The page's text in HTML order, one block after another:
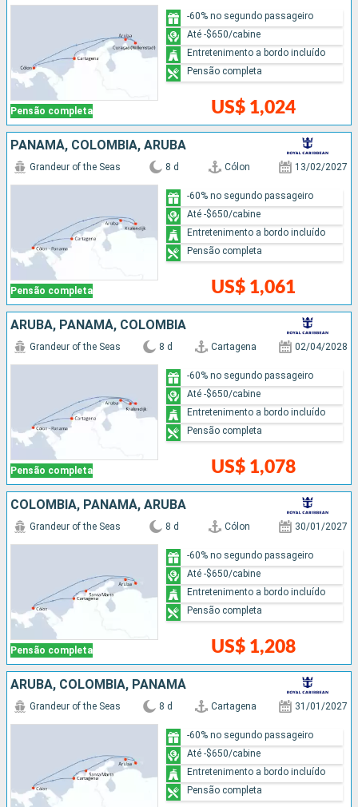
Pensão completa US$ 1,024
-60% no segundo passageiro
Até -$650/cabine
Entretenimento a bordo incluído
Pensão completa
PANAMÁ, COLOMBIA, ARUBA
Pensão completa
Grandeur of the Seas 8 d Cólon 13/02/2027
US$ 1,061
-60% no segundo passageiro
Até -$650/cabine
Entretenimento a bordo incluído
Pensão completa
ARUBA, PANAMÁ, COLOMBIA
Pensão completa
Grandeur of the Seas 8 d Cartagena 02/04/2028
US$ 1,078
-60% no segundo passageiro
Até -$650/cabine
Entretenimento a bordo incluído
Pensão completa
COLOMBIA, PANAMÁ, ARUBA
Pensão completa
Grandeur of the Seas 8 d Cólon 30/01/2027
US$ 1,208
-60% no segundo passageiro
Até -$650/cabine
Entretenimento a bordo incluído
Pensão completa
ARUBA, COLOMBIA, PANAMÁ
Grandeur of the Seas 8 d Cartagena 31/01/2027
-60% no segundo passageiro
Até -$650/cabine
Entretenimento a bordo incluído
Pensão completa